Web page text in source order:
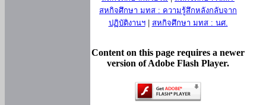
สหกิจศึกษา มทส : ความรู้สึกหลังกลับจาก
ปฏิบัติงานฯ| สหกิจศึกษา มทส : นศ.
Content on this page requires a newer
version of Adobe Flash Player.